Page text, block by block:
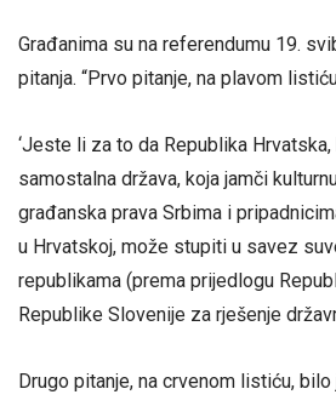
Građanima su na referendumu 19.
pitanja. “Prvo pitanje, na plavom
‘Jeste li za to da Republika
samostalna država, koja jamči
građanska prava Srbima i
u Hrvatskoj, može stupiti u savez
republikama (prema prijedlogu
Republike Slovenije za rješenje
Drugo pitanje, na crvenom listiću, bilo